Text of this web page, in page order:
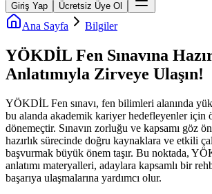
Giriş Yap Ücretsiz Üye Ol
Ana Sayfa Bilgiler
YÖKDİL Fen Sınavına
Anlatımıyla Zirveye Ulaşın!
YÖKDİL Fen sınavı, fen bilimleri alanında
bu alanda akademik kariyer hedefleyenler için
dönemeçtir. Sınavın zorluğu ve kapsamı göz
hazırlık sürecinde doğru kaynaklara ve etkili
başvurmak büyük önem taşır. Bu noktada,
anlatımı materyalleri, adaylara kapsamlı bir
başarıya ulaşmalarına yardımcı olur.